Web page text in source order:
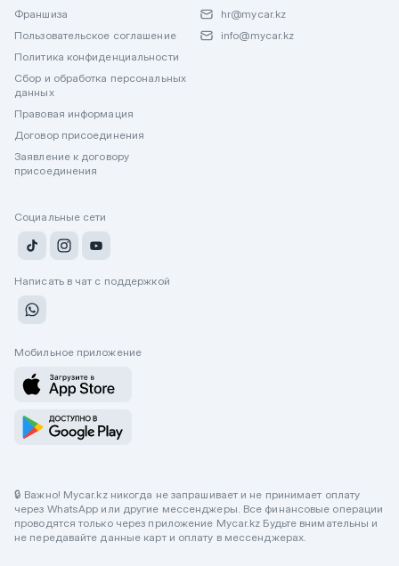
Франшиза
Пользовательское соглашение
Политика конфиденциальности
Сбор и обработка персональных
данных
Правовая информация
Договор присоединения
Заявление к договору
присоединения
hr@mycar.kz
info@mycar.kz
Социальные сети
Написать в чат с поддержкой
Мобильное приложение
🔒 Важно! Mycar.kz никогда не запрашивает и не принимает оплату
через WhatsApp или другие мессенджеры. Все финансовые операции
проводятся только через приложение Mycar.kz Будьте внимательны и
не передавайте данные карт и оплату в мессенджерах.